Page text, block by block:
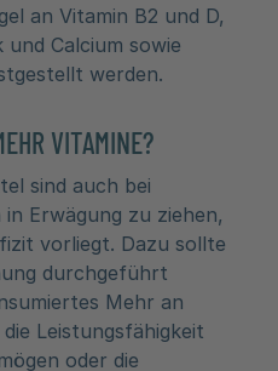
an Vitamin B2 und D,
und Calcium sowie
werden.
VITAMINE?
sind auch bei
Erwägung zu ziehen,
vorliegt. Dazu sollte
durchgeführt
Mehr an
Leistungsfähigkeit
oder die